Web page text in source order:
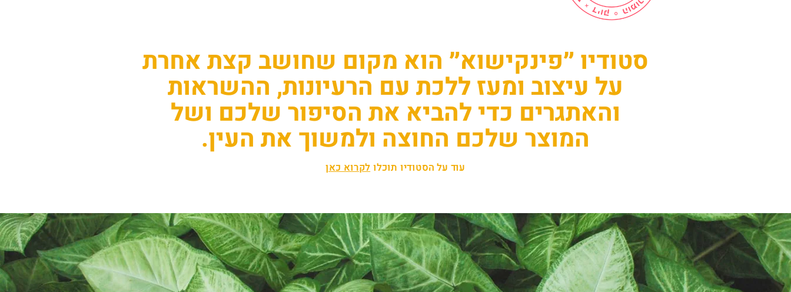
סטודיו ״פינקישוא״ הוא מקום שחושב קצת אחרת
על עיצוב ומעז ללכת עם הרעיונות, ההשראות
והאתגרים כדי להביא את הסיפור שלכם ושל
המוצר שלכם החוצה ולמשוך את העין.
עוד על הסטודיו תוכלולקרוא כאן